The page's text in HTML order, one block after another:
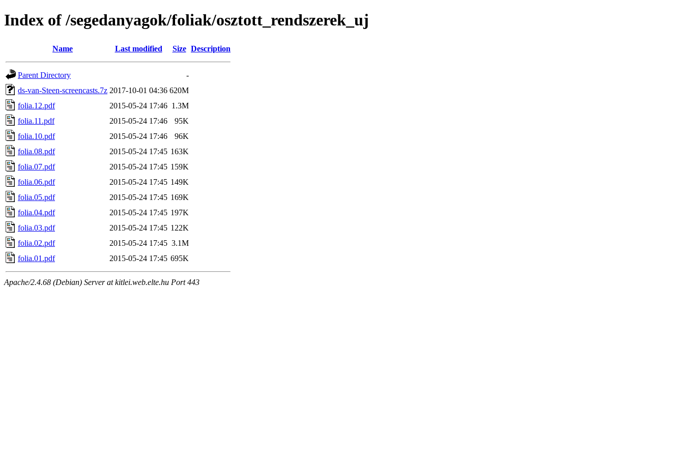
Index of /segedanyagok/foliak/osztott_rendszerek_uj
Name Last modified Size Description
Parent Directory
-
ds-van-Steen-screencasts.7z 2017-10-01 04:36 620M
folia.12.pdf
2015-05-24 17:46 1.3M
folia.11.pdf
2015-05-24 17:46
95K
folia.10.pdf
2015-05-24 17:46
96K
folia.08.pdf
2015-05-24 17:45 163K
folia.07.pdf
2015-05-24 17:45 159K
folia.06.pdf
2015-05-24 17:45 149K
folia.05.pdf
2015-05-24 17:45 169K
folia.04.pdf
2015-05-24 17:45 197K
folia.03.pdf
2015-05-24 17:45 122K
folia.02.pdf
2015-05-24 17:45 3.1M
folia.01.pdf
2015-05-24 17:45 695K
Apache/2.4.68 (Debian) Server at kitlei.web.elte.hu Port 443